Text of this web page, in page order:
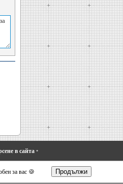
в сайта •
2• Fiesta 4• Taurus 1 и 2•Fusion
за вас 🍪 Продължи